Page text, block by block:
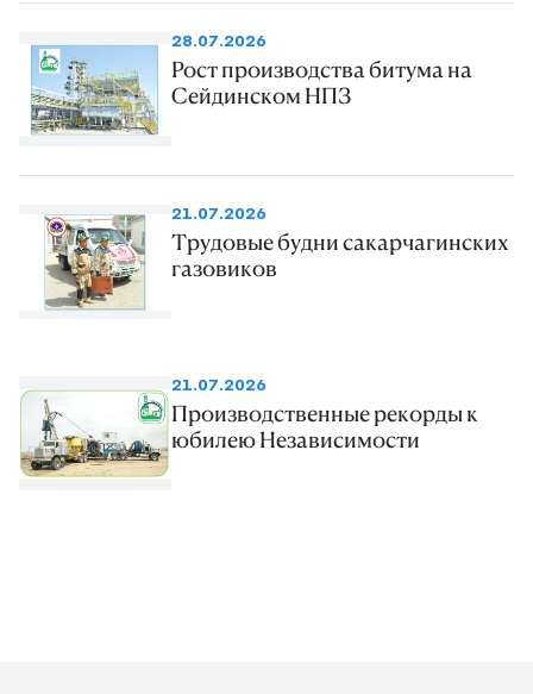
28.07.2026
Рост производства битума на
Сейдинском НПЗ
21.07.2026
Трудовые будни сакарчагинских
газовиков
21.07.2026
Производственные рекорды к
юбилею Независимости